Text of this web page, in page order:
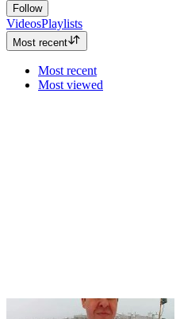
Follow
VideosPlaylists
Most recent
Most recent
Most viewed